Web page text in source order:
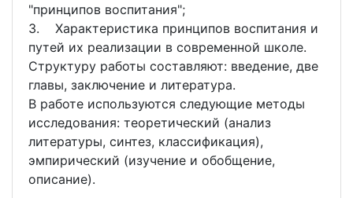
"принципов воспитания";
3. Характеристика принципов воспитания и
путей их реализации в современной школе.
Структуру работы составляют: введение, две
главы, заключение и литература.
В работе используются следующие методы
исследования: теоретический (анализ
литературы, синтез, классификация),
эмпирический (изучение и обобщение,
описание).